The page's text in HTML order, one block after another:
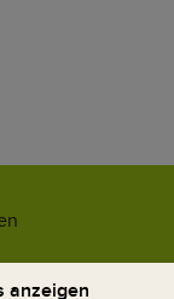
Umweltzeichen
anzeigen